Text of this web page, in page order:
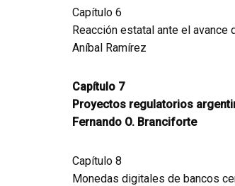
Capítulo 6
Reacción estatal ante el avance
Aníbal Ramírez
Capítulo 7
Proyectos regulatorios
Fernando O. Branciforte
Capítulo 8
Monedas digitales de bancos